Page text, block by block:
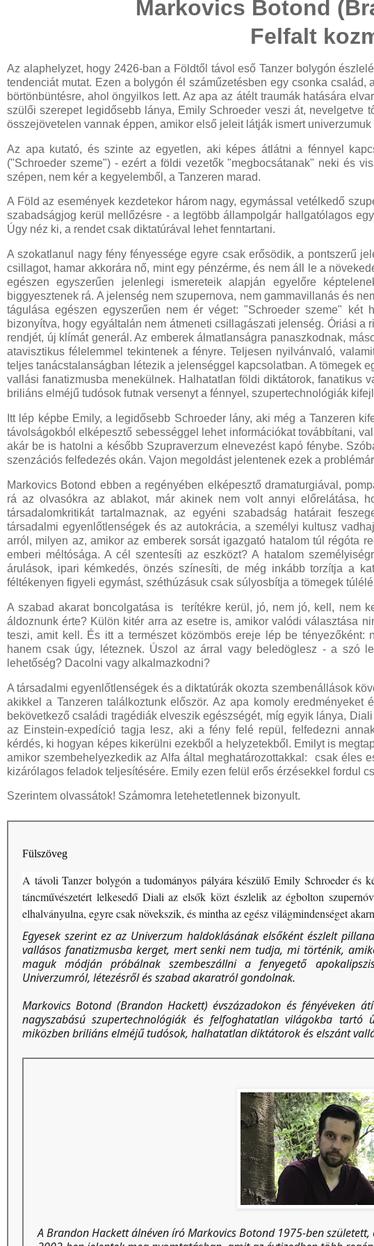
Markovics Botond
Felfalt
Az alaphelyzet, hogy 2426-ban a Földtől távol eső Tanzer bolygón
tendenciát mutat. Ezen a bolygón él száműzetésben egy csonka
börtönbüntésre, ahol öngyilkos lett. Az apa az átélt traumák hatására
szülői szerepet legidősebb lánya, Emily Schroeder veszi át, nevelgetve
összejövetelen vannak éppen, amikor első jeleit látják ismert
Az apa kutató, és szinte az egyetlen, aki képes átlátni a fénnyel
("Schroeder szeme") - ezért a földi vezetők "megbocsátanak" neki és
szépen, nem kér a kegyelemből, a Tanzeren marad.
A Föld az események kezdetekor három nagy, egymással vetélkedő
szabadságjog kerül mellőzésre - a legtöbb állampolgár hallgatólagos
Úgy néz ki, a rendet csak diktatúrával lehet fenntartani.
A szokatlanul nagy fény fényessége egyre csak erősödik, a pontszerű
csillagot, hamar akkorára nő, mint egy pénzérme, és nem áll le a
egészen egyszerűen jelenlegi ismereteik alapján egyelőre
biggyesztenek rá. A jelenség nem szupernova, nem gammavillanás és
tágulása egészen egyszerűen nem ér véget: "Schroeder szeme"
bizonyítva, hogy egyáltalán nem átmeneti csillagászati jelenség. Óriási
rendjét, új klímát generál. Az emberek álmatlanságra panaszkodnak,
atavisztikus félelemmel tekintenek a fényre. Teljesen nyilvánvaló,
teljes tanácstalanságban létezik a jelenséggel kapcsolatban. A tömegek
vallási fanatizmusba menekülnek. Halhatatlan földi diktátorok, fanatikus
briliáns elméjű tudósok futnak versenyt a fénnyel, szupertechnológiák
Itt lép képbe Emily, a legidősebb Schroeder lány, aki még a Tanzeren
távolságokból elképesztő sebességgel lehet információkat továbbítani,
akár be is hatolni a később Szupraverzum elnevezést kapó fénybe.
szenzációs felfedezés okán. Vajon megoldást jelentenek ezek a
Markovics Botond ebben a regényében elképesztő dramaturgiával,
rá az olvasókra az ablakot, már akinek nem volt annyi előrelátása,
társadalomkritikát tartalmaznak, az egyéni szabadság határait
társadalmi egyenlőtlenségek és az autokrácia, a személyi kultusz
arról, milyen az, amikor az emberek sorsát igazgató hatalom túl régóta
emberi méltósága. A cél szentesíti az eszközt? A hatalom
árulások, ipari kémkedés, önzés színesíti, de még inkább torzítja a
féltékenyen figyeli egymást, széthúzásuk csak súlyosbítja a tömegek
A szabad akarat boncolgatása is terítékre kerül, jó, nem jó, kell, nem
áldoznunk érte? Külön kitér arra az esetre is, amikor valódi választása
teszi, amit kell. És itt a természet közömbös ereje lép be tényezőként:
hanem csak úgy, léteznek. Úszol az árral vagy beledöglesz - a szó
lehetőség? Dacolni vagy alkalmazkodni?
A társadalmi egyenlőtlenségek és a diktatúrák okozta szembenállások
akikkel a Tanzeren találkoztunk először. Az apa komoly
bekövetkező családi tragédiák elveszik egészségét, míg egyik lánya,
az Einstein-expedíció tagja lesz, aki a fény felé repül, felfedezni
kérdés, ki hogyan képes kikerülni ezekből a helyzetekből. Emilyt is
amikor szembehelyezkedik az Alfa által meghatározottakkal: csak éles
kizárólagos feladok teljesítésére. Emily ezen felül erős érzésekkel fordul
Szerintem olvassátok! Számomra letehetetlennek bizonyult.
Fülszöveg
A ​távoli Tanzer bolygón a tudományos pályára készülő Emily Schroeder és
táncművészetért lelkesedő Diali az elsők közt észlelik az égbolton
elhalványulna, egyre csak növekszik, és mintha az egész világmindenséget
Egyesek szerint ez az Univerzum haldoklásának elsőként észlelt
vallásos fanatizmusba kerget, mert senki nem tudja, mi történik,
maguk módján próbálnak szembeszállni a fenyegető
Univerzumról, létezésről és szabad akaratról gondolnak.
Markovics Botond (Brandon Hackett) évszázadokon és fényéveken
nagyszabású szupertechnológiák és felfoghatatlan világokba tartó
miközben briliáns elméjű tudósok, halhatatlan diktátorok és elszánt
A Brandon Hackett álnéven író Markovics Botond 1975-ben